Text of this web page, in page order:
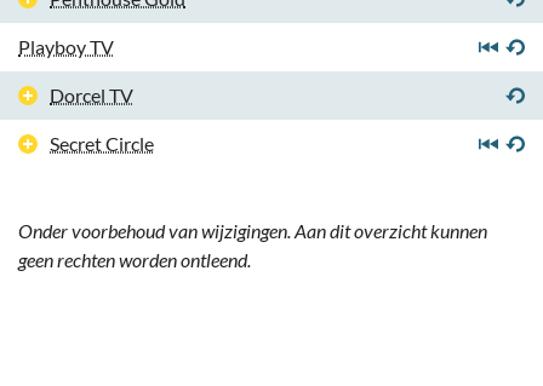
Playboy TV
Dorcel TV
Secret Circle
Onder voorbehoud van wijzigingen. Aan dit overzicht kunnen
geen rechten worden ontleend.